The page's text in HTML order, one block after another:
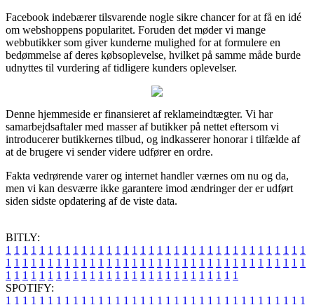
Facebook indebærer tilsvarende nogle sikre chancer for at få en idé
om webshoppens popularitet. Foruden det møder vi mange
webbutikker som giver kunderne mulighed for at formulere en
bedømmelse af deres købsoplevelse, hvilket på samme måde burde
udnyttes til vurdering af tidligere kunders oplevelser.
Denne hjemmeside er finansieret af reklameindtægter. Vi har
samarbejdsaftaler med masser af butikker på nettet eftersom vi
introducerer butikkernes tilbud, og indkasserer honorar i tilfælde af
at de brugere vi sender videre udfører en ordre.
Fakta vedrørende varer og internet handler værnes om nu og da,
men vi kan desværre ikke garantere imod ændringer der er udført
siden sidste opdatering af de viste data.
BITLY:
1 1 1 1 1 1 1 1 1 1 1 1 1 1 1 1 1 1 1 1 1 1 1 1 1 1 1 1 1 1 1 1 1 1 1 1
1 1 1 1 1 1 1 1 1 1 1 1 1 1 1 1 1 1 1 1 1 1 1 1 1 1 1 1 1 1 1 1 1 1 1 1
1 1 1 1 1 1 1 1 1 1 1 1 1 1 1 1 1 1 1 1 1 1 1 1 1 1 1 1
SPOTIFY:
1 1 1 1 1 1 1 1 1 1 1 1 1 1 1 1 1 1 1 1 1 1 1 1 1 1 1 1 1 1 1 1 1 1 1 1